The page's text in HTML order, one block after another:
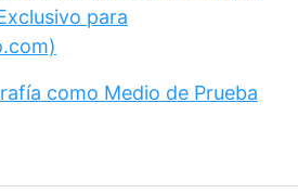
para
como Medio de Prueba